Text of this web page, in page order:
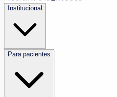
Institucional
Para pacientes